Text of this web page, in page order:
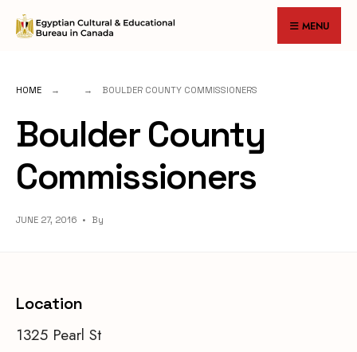
Skip
MENU
HOME BOULDER COUNTY COMMISSIONERS
Boulder County
Commissioners
JUNE 27, 2016 • By
Location
1325 Pearl St